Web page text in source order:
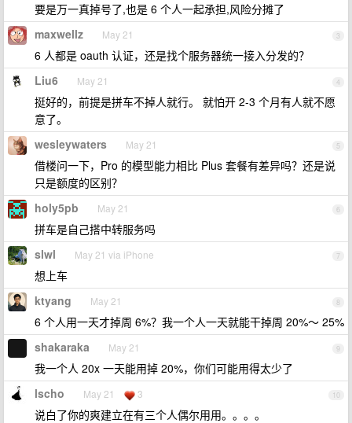
要是万一真掉号了,也是 6 个人一起承担,风险分摊了
3
maxwellz May 21
6 人都是 oauth 认证，还是找个服务器统一接入分发的？
4
Liu6 May 21
挺好的，前提是拼车不掉人就行。 就怕开 2-3 个月有人就不愿
意了。
5
wesleywaters May 21
借楼问一下，Pro 的模型能力相比 Plus 套餐有差异吗？还是说
只是额度的区别？
6
holy5pb May 21
拼车是自己搭中转服务吗
7
slwl May 21 via iPhone
想上车
8
ktyang May 21
6 个人用一天才掉周 6%？我一个人一天就能干掉周 20%～ 25%
9
shakaraka May 21
我一个人 20x 一天能用掉 20%，你们可能用得太少了
10
lscho May 21 3
说白了你的爽建立在有三个人偶尔用用。。。。